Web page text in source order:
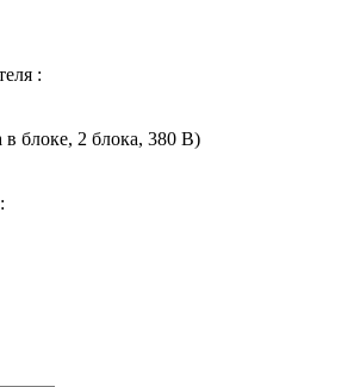
:
блоке, 2 блока, 380 В)